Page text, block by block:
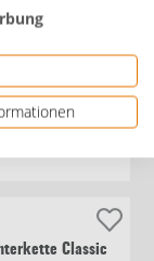
Green
M Stamm Ø bis
Classic